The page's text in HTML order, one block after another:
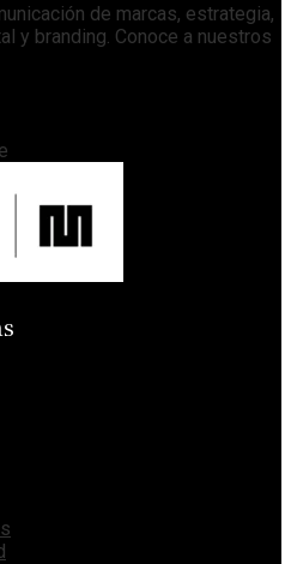
de marcas, estrategia,
y branding. Conoce a nuestros